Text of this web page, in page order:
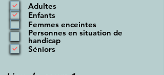
a
t
Adultes
Enfants
Femmes enceintes
Personnes en situation de
handicap
Séniors